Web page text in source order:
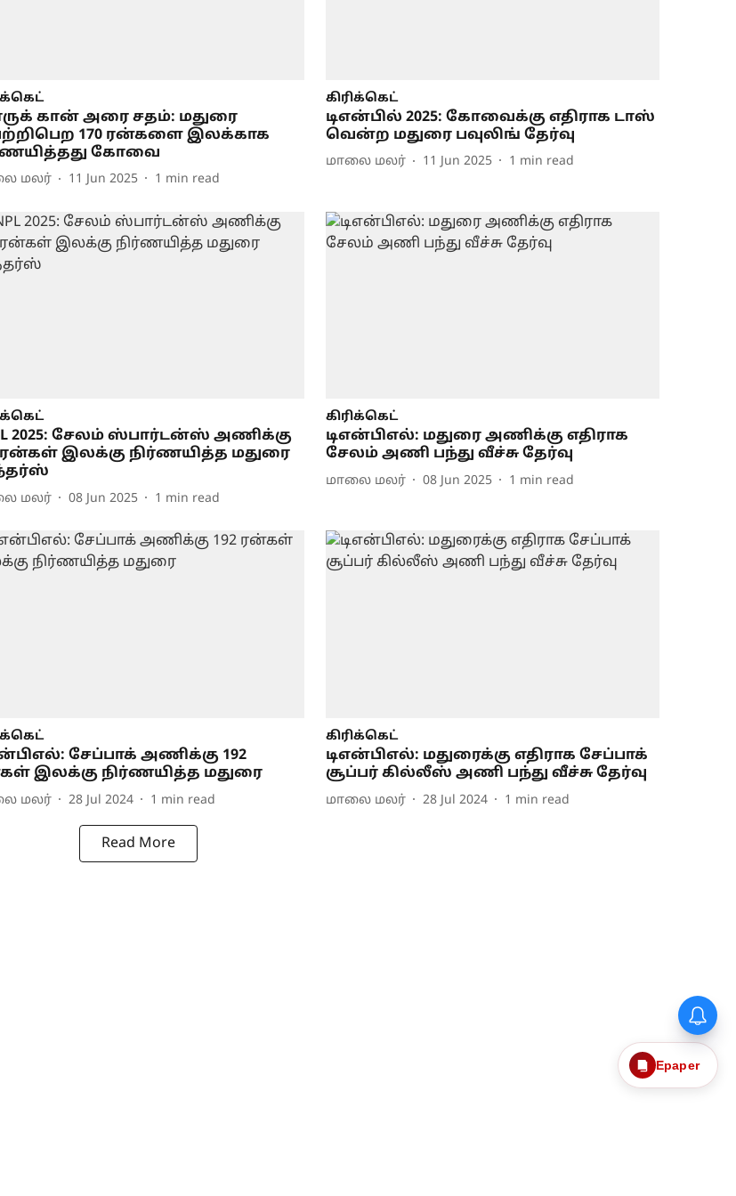
கான் அரை சதம்: மதுரை
170 ரன்களை இலக்காக
கோவை
மலர் 11 Jun 2025 1 min read
கிரிக்கெட்
டிஎன்பில் 2025: கோவைக்கு எதிராக டாஸ்
வென்ற மதுரை பவுலிங் தேர்வு
மாலை மலர் 11 Jun 2025 1 min read
2025: சேலம் ஸ்பார்டன்ஸ் அணிக்கு
ரன்கள் இலக்கு நிர்ணயித்த மதுரை
மலர் 08 Jun 2025 1 min read
கிரிக்கெட்
டிஎன்பிஎல்: மதுரை அணிக்கு எதிராக
சேலம் அணி பந்து வீச்சு தேர்வு
மாலை மலர் 08 Jun 2025 1 min read
சேப்பாக் அணிக்கு 192
இலக்கு நிர்ணயித்த மதுரை
மலர் 28 Jul 2024 1 min read
கிரிக்கெட்
டிஎன்பிஎல்: மதுரைக்கு எதிராக சேப்பாக்
சூப்பர் கில்லீஸ் அணி பந்து வீச்சு தேர்வு
மாலை மலர் 28 Jul 2024 1 min read
Read More
Epaper